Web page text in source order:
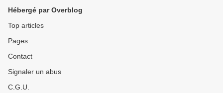
Hébergé par Overblog
Top articles
Pages
Contact
Signaler un abus
C.G.U.